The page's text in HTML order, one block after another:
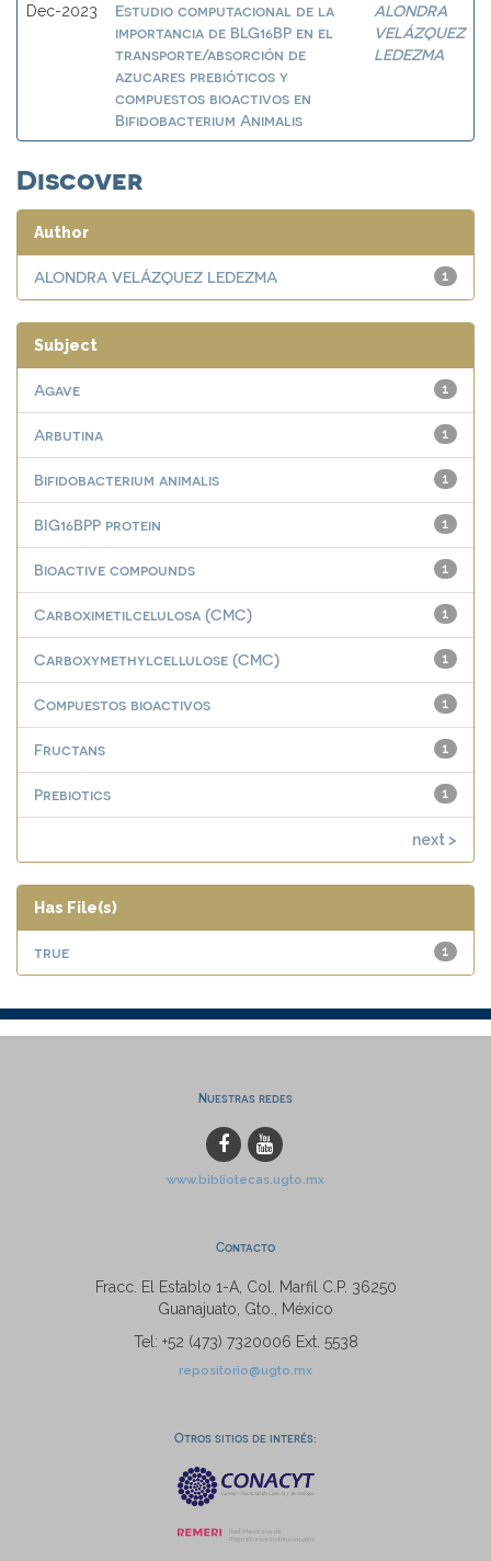
Dec-2023
Estudio computacional de la
importancia de BLG16BP en el
transporte/absorción de
azucares prebióticos y
compuestos bioactivos en
Bifidobacterium Animalis
ALONDRA
VELÁZQUEZ
LEDEZMA
Discover
Author
1
ALONDRA VELÁZQUEZ LEDEZMA
Subject
1
Agave
1
Arbutina
1
Bifidobacterium animalis
1
BIG16BPP protein
1
Bioactive compounds
1
Carboximetilcelulosa (CMC)
1
Carboxymethylcellulose (CMC)
1
Compuestos bioactivos
1
Fructans
1
Prebiotics
next >
Has File(s)
1
true
Nuestras redes
www.bibliotecas.ugto.mx
Contacto
Fracc. El Establo 1-A, Col. Marfil C.P. 36250
Guanajuato, Gto., México
Tel: +52 (473) 7320006 Ext. 5538
repositorio@ugto.mx
Otros sitios de interés: